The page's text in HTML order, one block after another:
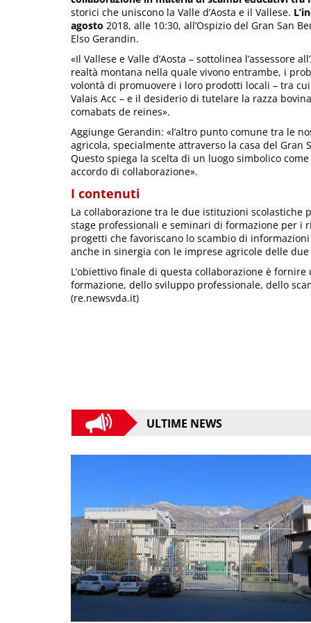
storici che uniscono la Valle d’Aosta e il Vallese.
agosto 2018, alle 10:30, all’Ospizio del Gran San
Elso Gerandin.
«Il Vallese e Valle d’Aosta – sottolinea l’assessore
realtà montana nella quale vivono entrambe, i
volontà di promuovere i loro prodotti locali – tra
Valais Acc – e il desiderio di tutelare la razza
comabats de reines».
Aggiunge Gerandin: «l’altro punto comune tra le
agricola, specialmente attraverso la casa del
Questo spiega la scelta di un luogo simbolico
accordo di collaborazione».
I contenuti
La collaborazione tra le due istituzioni
stage professionali e seminari di formazione per
progetti che favoriscano lo scambio di
anche in sinergia con le imprese agricole delle
L’obiettivo finale di questa collaborazione è
formazione, dello sviluppo professionale, dello
(re.newsvda.it)
ULTIME NEWS